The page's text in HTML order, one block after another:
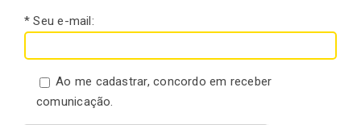
* Seu e-mail:
Ao me cadastrar, concordo em receber
comunicação.